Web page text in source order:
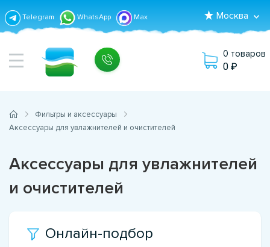
Telegram WhatsApp Max Москва
0 товаров
0
Фильтры и аксессуары
Аксессуары для увлажнителей и очистителей
Аксессуары для увлажнителей
и очистителей
Онлайн-подбор